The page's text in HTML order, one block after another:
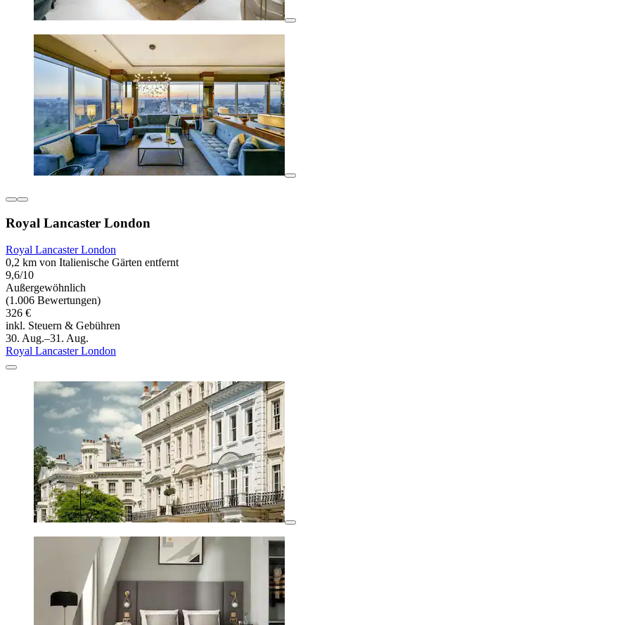
Royal Lancaster London
Royal Lancaster London
0,2 km von Italienische Gärten entfernt
9,6/10
Außergewöhnlich
(1.006 Bewertungen)
326 €
inkl. Steuern & Gebühren
30. Aug.–31. Aug.
Royal Lancaster London